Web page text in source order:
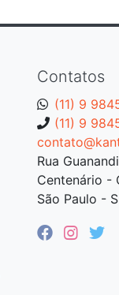
Contatos
(11) 9
(11) 9
Rua
Centenário -
São Paulo -